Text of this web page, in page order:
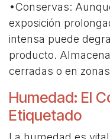
•Conservas:
exposición
intensa puede
producto.
cerradas o en
Humedad: El
Etiquetado